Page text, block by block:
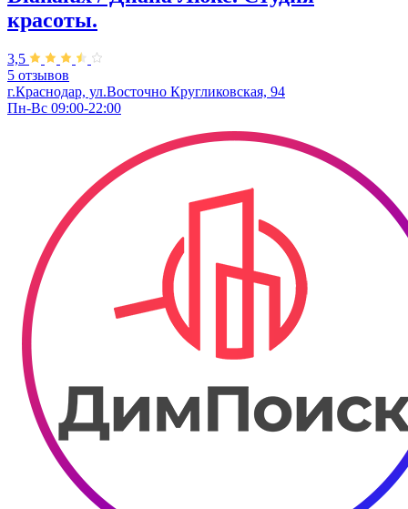
красоты.
3,5
5 отзывов
г.Краснодар, ул.Восточно Кругликовская, 94
Пн-Вс 09:00-22:00